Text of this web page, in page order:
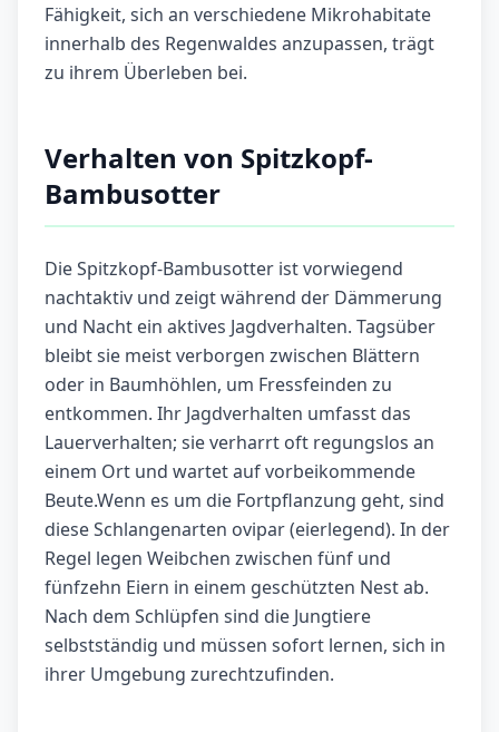
Fähigkeit, sich an verschiedene Mikrohabitate
innerhalb des Regenwaldes anzupassen, trägt
zu ihrem Überleben bei.
Verhalten von Spitzkopf-
Bambusotter
Die Spitzkopf-Bambusotter ist vorwiegend
nachtaktiv und zeigt während der Dämmerung
und Nacht ein aktives Jagdverhalten. Tagsüber
bleibt sie meist verborgen zwischen Blättern
oder in Baumhöhlen, um Fressfeinden zu
entkommen. Ihr Jagdverhalten umfasst das
Lauerverhalten; sie verharrt oft regungslos an
einem Ort und wartet auf vorbeikommende
Beute.Wenn es um die Fortpflanzung geht, sind
diese Schlangenarten ovipar (eierlegend). In der
Regel legen Weibchen zwischen fünf und
fünfzehn Eiern in einem geschützten Nest ab.
Nach dem Schlüpfen sind die Jungtiere
selbstständig und müssen sofort lernen, sich in
ihrer Umgebung zurechtzufinden.